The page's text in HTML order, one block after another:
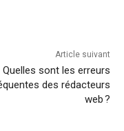
Article suivant
Quelles sont les erreurs
des rédacteurs
web ?